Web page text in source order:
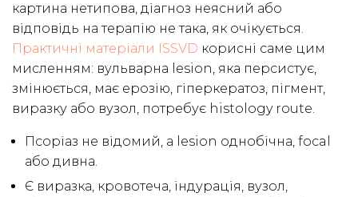
картина нетипова, діагноз неясний або
відповідь на терапію не така, як очікується.
Практичні матеріали ISSVD корисні саме цим
мисленням: вульварна lesion, яка персистує,
змінюється, має ерозію, гіперкератоз, пігмент,
виразку або вузол, потребує histology route.
Псоріаз не відомий, а lesion однобічна, focal
або дивна.
Є виразка, кровотеча, індурація, вузол,